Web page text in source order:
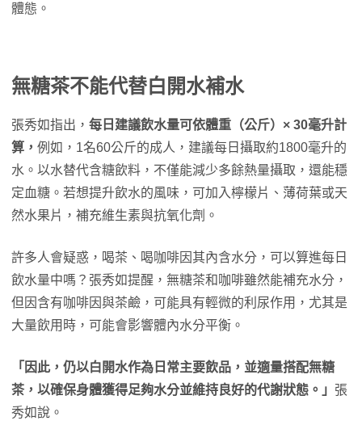
體態。
無糖茶不能代替白開水補水
張秀如指出， 每日建議飲水量可依體重（公斤）× 30毫升計
算， 例如，1名60公斤的成人，建議每日攝取約1800毫升的
水。以水替代含糖飲料，不僅能減少多餘熱量攝取，還能穩
定血糖。若想提升飲水的風味，可加入檸檬片、薄荷葉或天
然水果片，補充維生素與抗氧化劑。
許多人會疑惑，喝茶、喝咖啡因其內含水分，可以算進每日
飲水量中嗎？張秀如提醒，無糖茶和咖啡雖然能補充水分，
但因含有咖啡因與茶鹼，可能具有輕微的利尿作用，尤其是
大量飲用時，可能會影響體內水分平衡。
「因此，仍以白開水作為日常主要飲品，並適量搭配無糖
茶，以確保身體獲得足夠水分並維持良好的代謝狀態。」 張
秀如說。